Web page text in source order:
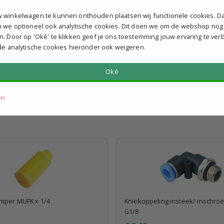
verzonden
Vandaag verzonden
MUFK x 1/4
Kniekoppeling insteek/ inschroef
G1/8
winkelwagen te kunnen onthouden plaatsen wij functionele cookies.
we optioneel ook analytische cookies. Dit doen we om de webshop
Door op 'Oké' te klikken geef je ons toestemming jouw ervaring te
analytische cookies hieronder ook weigeren.
Oké